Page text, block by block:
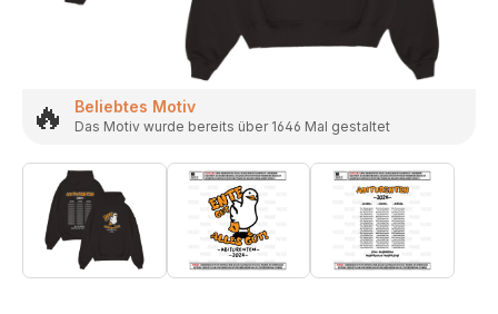
🔥 Beliebtes Motiv
Das Motiv wurde bereits über 1646 Mal gestaltet